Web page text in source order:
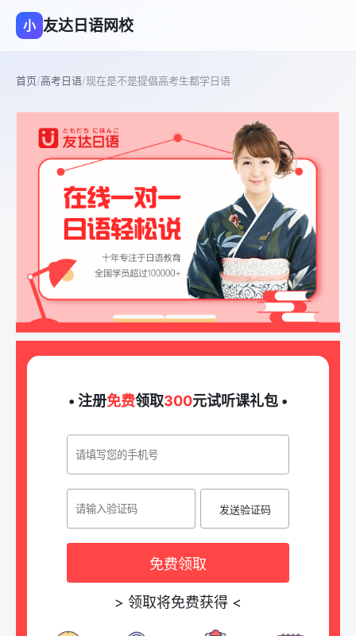
小 友达日语网校
首页/高考日语/现在是不是提倡高考生都学日语
• 注册免费领取300元试听课礼包 •
发送验证码
免费领取
> 领取将免费获得 <